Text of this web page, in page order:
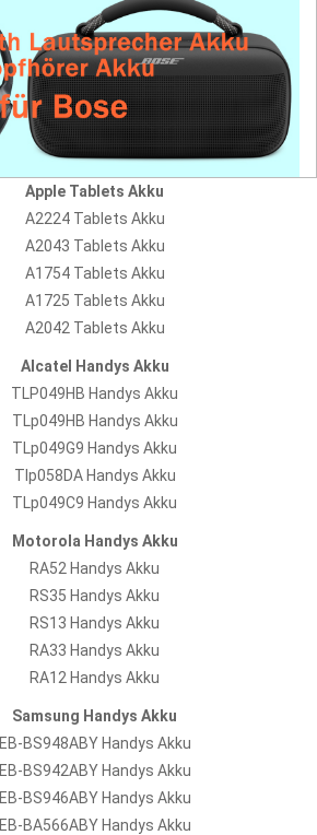
Apple Tablets Akku
A2224 Tablets Akku
A2043 Tablets Akku
A1754 Tablets Akku
A1725 Tablets Akku
A2042 Tablets Akku
Alcatel Handys Akku
TLP049HB Handys Akku
TLp049HB Handys Akku
TLp049G9 Handys Akku
Tlp058DA Handys Akku
TLp049C9 Handys Akku
Motorola Handys Akku
RA52 Handys Akku
RS35 Handys Akku
RS13 Handys Akku
RA33 Handys Akku
RA12 Handys Akku
Samsung Handys Akku
EB-BS948ABY Handys Akku
EB-BS942ABY Handys Akku
EB-BS946ABY Handys Akku
EB-BA566ABY Handys Akku